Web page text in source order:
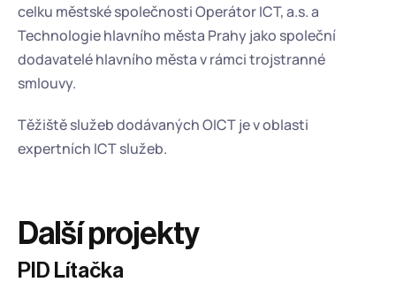
celku městské společnosti Operátor ICT, a.s. a
Technologie hlavního města Prahy jako společní
dodavatelé hlavního města v rámci trojstranné
smlouvy.
Těžiště služeb dodávaných OICT je v oblasti
expertních ICT služeb.
Další projekty
PID Lítačka